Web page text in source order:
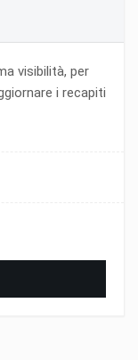
visibilità, per
i recapiti